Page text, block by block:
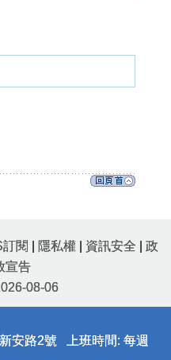
訂閱 隱私權 資訊安全
政
宣告
08-06
安路2號 上班時間: 每週